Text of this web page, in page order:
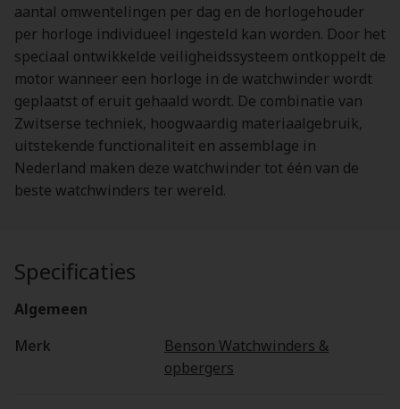
aantal omwentelingen per dag en de horlogehouder
per horloge individueel ingesteld kan worden. Door het
speciaal ontwikkelde veiligheidssysteem ontkoppelt de
motor wanneer een horloge in de watchwinder wordt
geplaatst of eruit gehaald wordt. De combinatie van
Zwitserse techniek, hoogwaardig materiaalgebruik,
uitstekende functionaliteit en assemblage in
Nederland maken deze watchwinder tot één van de
beste watchwinders ter wereld.
Specificaties
Algemeen
Merk
Benson Watchwinders &
opbergers